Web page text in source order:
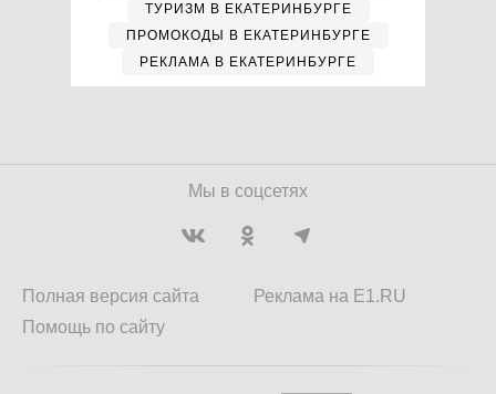
ТУРИЗМ В ЕКАТЕРИНБУРГЕ
ПРОМОКОДЫ В ЕКАТЕРИНБУРГЕ
РЕКЛАМА В ЕКАТЕРИНБУРГЕ
Мы в соцсетях
Полная версия сайта
Помощь по сайту
Реклама на E1.RU